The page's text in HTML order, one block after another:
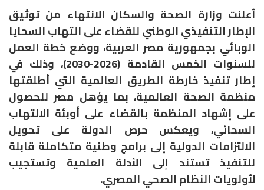
أعلنت وزارة الصحة والسكان الانتهاء من توثيق
الإطار التنفيذي الوطني للقضاء على التهاب السحايا
الوبائي بجمهورية مصر العربية، ووضع خطة العمل
للسنوات الخمس القادمة (2026-2030)، وذلك في
إطار تنفيذ خارطة الطريق العالمية التي أطلقتها
منظمة الصحة العالمية، بما يؤهل مصر للحصول
على إشهاد المنظمة بالقضاء على أوبئة الالتهاب
السحائي، ويعكس حرص الدولة على تحويل
الالتزامات الدولية إلى برامج وطنية متكاملة قابلة
للتنفيذ تستند إلى الأدلة العلمية وتستجيب
لأولويات النظام الصحي المصري.